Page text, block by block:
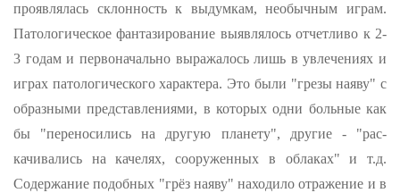
проявлялась склонность к выдумкам, необычным играм.
Патологическое фантази­рование выявлялось отчетливо к 2-
3 годам и первоначально выража­лось лишь в увлечениях и
играх патологического характера. Это были "грезы наяву" с
образными представлениями, в которых одни больные как
бы "переносились на другую планету", другие - "рас­
качивались на качелях, сооруженных в облаках" и т.д.
Содержание подобных "грёз наяву" находило отражение и в